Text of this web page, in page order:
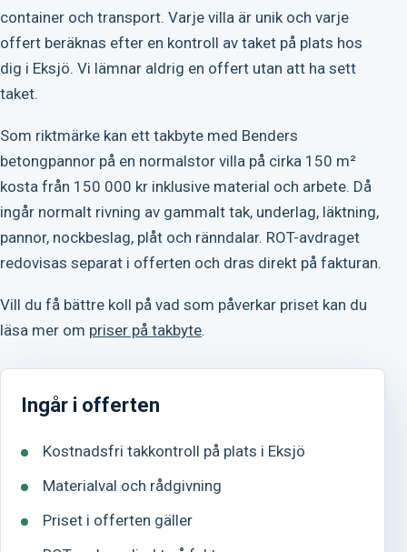
container och transport. Varje villa är unik och varje
offert beräknas efter en kontroll av taket på plats hos
dig i Eksjö. Vi lämnar aldrig en offert utan att ha sett
taket.
Som riktmärke kan ett takbyte med Benders
betongpannor på en normalstor villa på cirka 150 m²
kosta från 150 000 kr inklusive material och arbete. Då
ingår normalt rivning av gammalt tak, underlag, läktning,
pannor, nockbeslag, plåt och ränndalar. ROT-avdraget
redovisas separat i offerten och dras direkt på fakturan.
Vill du få bättre koll på vad som påverkar priset kan du
läsa mer om priser på takbyte.
Ingår i offerten
Kostnadsfri takkontroll på plats i Eksjö
Materialval och rådgivning
Priset i offerten gäller